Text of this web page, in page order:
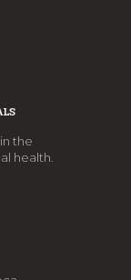
the
health.